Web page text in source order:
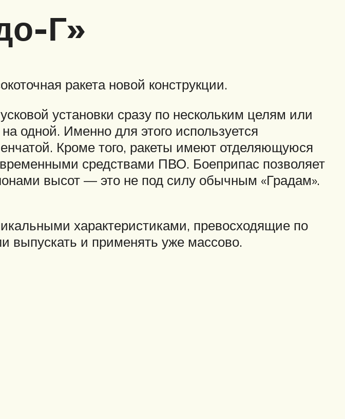
Г»
ракета новой конструкции.
установки сразу по нескольким целям или
одной. Именно для этого используется
Кроме того, ракеты имеют отделяющуюся
средствами ПВО. Боеприпас позволяет
высот — это не под силу обычным «Градам».
характеристиками, превосходящие по
выпускать и применять уже массово.